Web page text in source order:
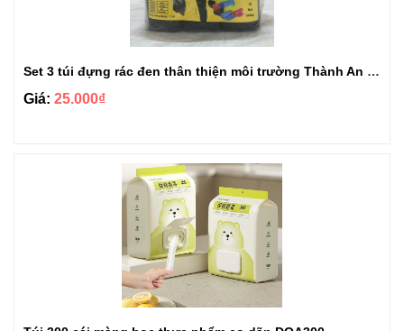
Set 3 túi đựng rác đen thân thiện môi trường Thành An loại 1kg
Giá: 25.000₫